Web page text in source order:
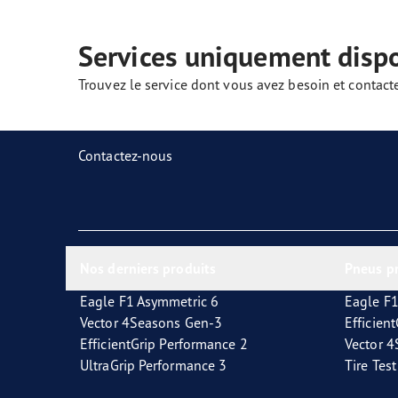
Services uniquement
Trouvez le service dont vous avez besoin et
Contactez-nous
Eagle F1 Asymmetric 6
Vector 4Seasons Gen-3
EfficientGrip Performance 2
UltraGrip Performance 3
Eagle
Vector
Tire